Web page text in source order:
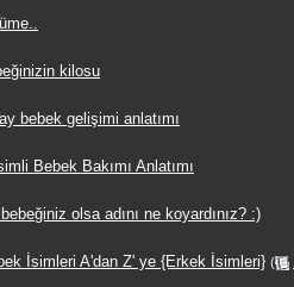
kilosu
bebek gelişimi anlatımı
Bebek Bakımı Anlatımı
olsa adını ne koyardınız? :)
İsimleri A'dan Z' ye {Erkek İsimleri} (